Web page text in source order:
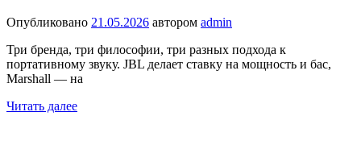
Опубликовано 21.05.2026 автором admin
Три бренда, три философии, три разных подхода к
портативному звуку. JBL делает ставку на мощность и бас,
Marshall — на
Читать далее